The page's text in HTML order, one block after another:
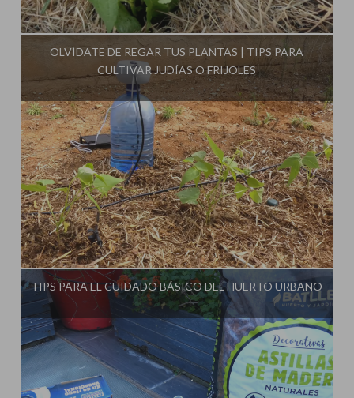
Influencer:La Huerta de Iván
OLVÍDATE DE REGAR TUS PLANTAS | TIPS PARA
CULTIVAR JUDÍAS O FRIJOLES
Influencer:La Huerta de Iván
TIPS PARA EL CUIDADO BÁSICO DEL HUERTO URBANO